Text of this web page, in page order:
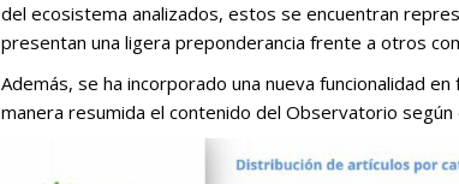
del ecosistema analizados, estos se encuentran
presentan una ligera preponderancia frente a otros
Además, se ha incorporado una nueva funcionalidad en
manera resumida el contenido del Observatorio